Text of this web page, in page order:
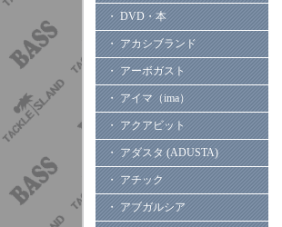
・ DVD・本
・ アカシブランド
・ アーボガスト
・ アイマ（ima）
・ アクアビット
・ アダスタ (ADUSTA)
・ アチック
・ アブガルシア